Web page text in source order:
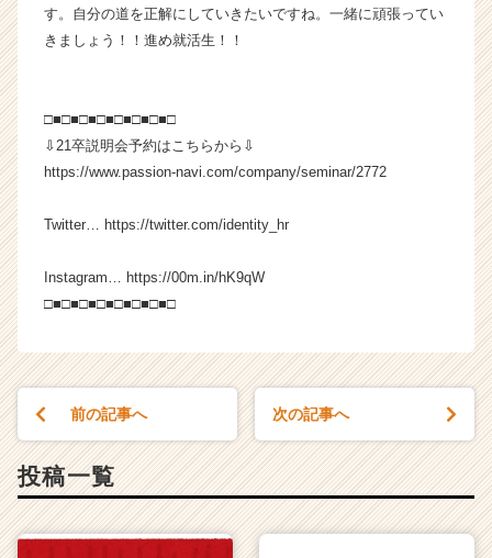
e
e
す。自分の道を正解にしていきたいですね。一緒に頑張ってい
きましょう！！進め就活生！！
□■□■□■□■□■□■□■□
⇩21卒説明会予約はこちらから⇩
https://www.passion-navi.com/company/seminar/2772
Twitter… https://twitter.com/identity_hr
Instagram… https://00m.in/hK9qW
□■□■□■□■□■□■□■□
前の記事へ 次の記事へ
投稿一覧